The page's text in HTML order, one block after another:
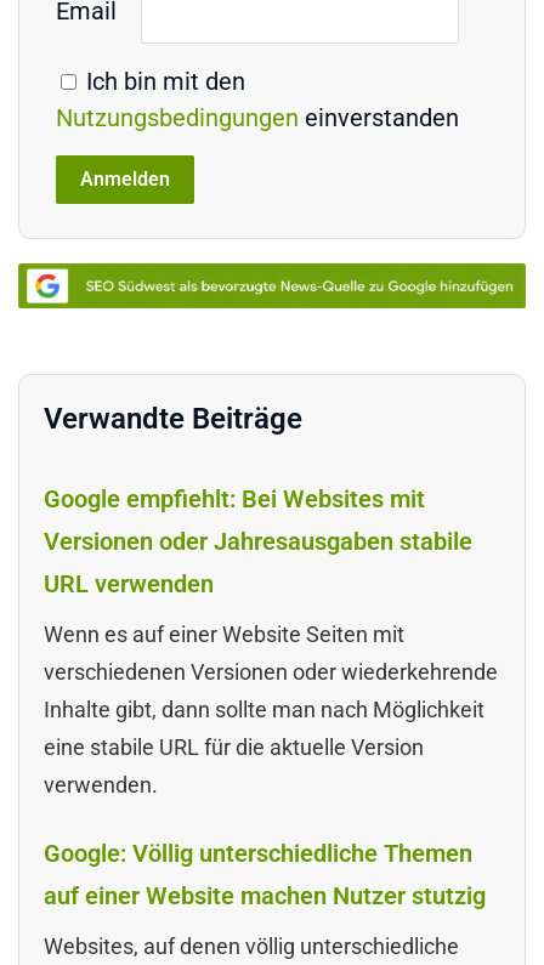
Email
Ich bin mit den
Nutzungsbedingungen einverstanden
Verwandte Beiträge
Google empfiehlt: Bei Websites mit
Versionen oder Jahresausgaben stabile
URL verwenden
Wenn es auf einer Website Seiten mit
verschiedenen Versionen oder wiederkehrende
Inhalte gibt, dann sollte man nach Möglichkeit
eine stabile URL für die aktuelle Version
verwenden.
Google: Völlig unterschiedliche Themen
auf einer Website machen Nutzer stutzig
Websites, auf denen völlig unterschiedliche